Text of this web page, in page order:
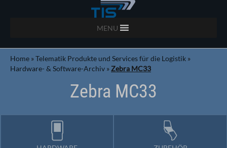
MENU
Home »Telematik Produkte und Services für die Logistik »
Hardware- & Software-Archiv » Zebra MC33
Zebra MC33